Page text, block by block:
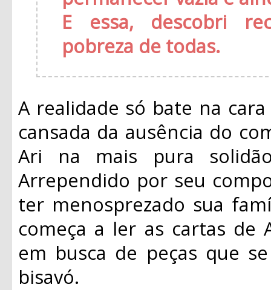
E essa, descobri
pobreza de todas.
A realidade só bate na
cansada da ausência do
Ari na mais pura
Arrependido por seu
ter menosprezado sua
começa a ler as cartas de
em busca de peças que
bisavó.